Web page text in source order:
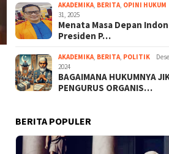
AKADEMIKA, BERITA, OPINI HUKUM
31, 2025
Menata Masa Depan
Presiden P…
AKADEMIKA, BERITA, POLITIK
2024
BAGAIMANA HUKUMNYA
PENGURUS ORGANIS…
BERITA POPULER